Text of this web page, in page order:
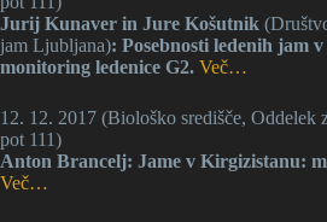
Jurij Kunaver in Jure Košutnik
jam Ljubljana): Posebnosti ledenih jam
monitoring ledenice G2. Več…
12. 12. 2017 (Biološko središče, Oddelek
pot 111)
Anton Brancelj: Jame v Kirgizistanu:
Več…